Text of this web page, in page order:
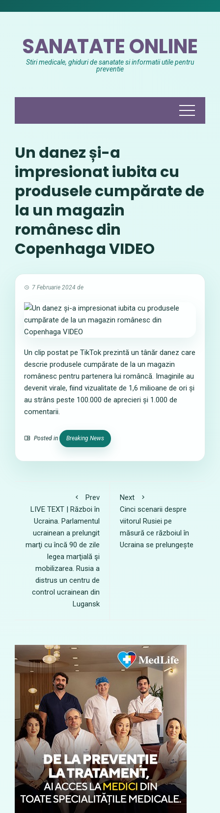
SANATATE ONLINE
Stiri medicale, ghiduri de sanatate si informatii utile pentru
preventie
Un danez și-a
impresionat iubita cu
produsele cumpărate de
la un magazin
românesc din
Copenhaga VIDEO
7 Februarie 2024 de
Un clip postat pe TikTok prezintă un tânăr danez care
descrie produsele cumpărate de la un magazin
românesc pentru partenera lui româncă. Imaginile au
devenit virale, fiind vizualitate de 1,6 milioane de ori și
au strâns peste 100.000 de aprecieri și 1.000 de
comentarii.
Posted in Breaking News
Prev
LIVE TEXT | Război în
Ucraina. Parlamentul
ucrainean a prelungit
marţi cu încă 90 de zile
legea marţială şi
mobilizarea. Rusia a
distrus un centru de
control ucrainean din
Lugansk
Next
Cinci scenarii despre
viitorul Rusiei pe
măsură ce războiul în
Ucraina se prelungește